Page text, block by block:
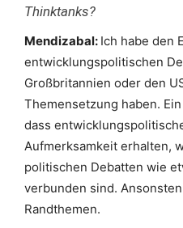
Thinktanks?
Mendizabal: Ich habe den
entwicklungspolitischen
Großbritannien oder den
Themensetzung haben.
dass
Aufmerksamkeit erhalten,
politischen Debatten wie
verbunden sind.
Randthemen.